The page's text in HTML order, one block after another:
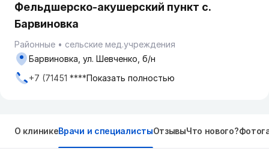
Фельдшерско-акушерский пункт с.
Барвиновка
Районные
сельские мед.учреждения
Барвиновка, ул. Шевченко, б/н
+7 (71451 ****Показать полностью
О клиникеВрачи и специалистыОтзывыЧто нового?